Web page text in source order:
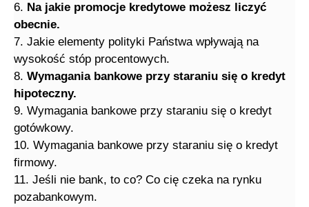
6. Na jakie promocje kredytowe możesz liczyć
obecnie.
7. Jakie elementy polityki Państwa wpływają na
wysokość stóp procentowych.
8. Wymagania bankowe przy staraniu się o kredyt
hipoteczny.
9. Wymagania bankowe przy staraniu się o kredyt
gotówkowy.
10. Wymagania bankowe przy staraniu się o kredyt
firmowy.
11. Jeśli nie bank, to co? Co cię czeka na rynku
pozabankowym.